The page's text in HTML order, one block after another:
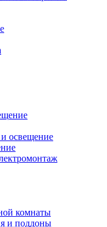
освещение
комнаты
и поддоны